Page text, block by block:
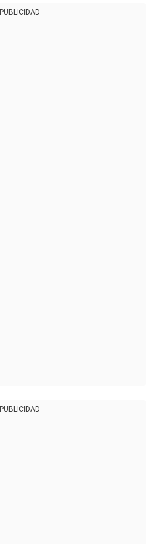
PUBLICIDAD
PUBLICIDAD